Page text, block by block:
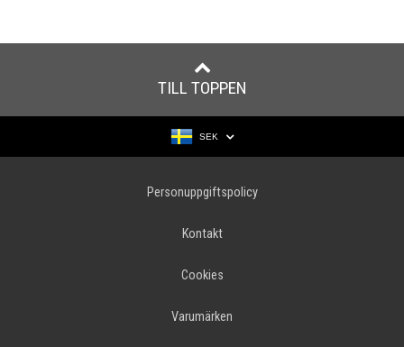
TILL TOPPEN
SEK
Personuppgiftspolicy
Kontakt
Cookies
Varumärken